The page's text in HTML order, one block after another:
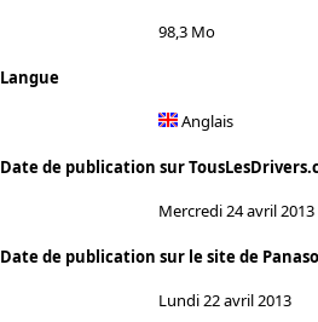
98,3 Mo
Langue
Anglais
Date de publication sur
Mercredi 24 avril 2013
Date de publication sur le site de
Lundi 22 avril 2013